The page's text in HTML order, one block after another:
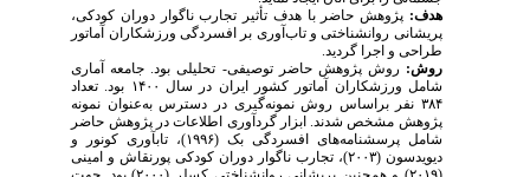
هدف:پژوهش حاضر با هدف تأثیر تجارب ناگوار دوران کودکی،
پریشانی روانشناختی و تاب‌آوری بر افسردگی ورزشکاران آماتور
طراحی و اجرا گردید.
روش:روش پژوهش حاضر توصیفی- تحلیلی بود. جامعه آماری
شامل ورزشکاران آماتور کشور ایران در سال ۱۴۰۰ بود. تعداد
۳۸۴ نفر براساس روش نمونه‌گیری در دسترس به‌عنوان نمونه
پژوهش مشخص شدند. ابزار گردآوری اطلاعات در پژوهش حاضر
شامل پرسشنامه‌های افسردگی بک (۱۹۹۶)، تاب­آوری کونور و
دیویدسون (۲۰۰۳)، تجارب ناگوار دوران کودکی پورنقاش و امینی